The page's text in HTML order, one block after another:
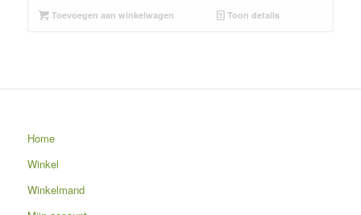
Toevoegen aan winkelwagen Toon details
Home
Winkel
Winkelmand